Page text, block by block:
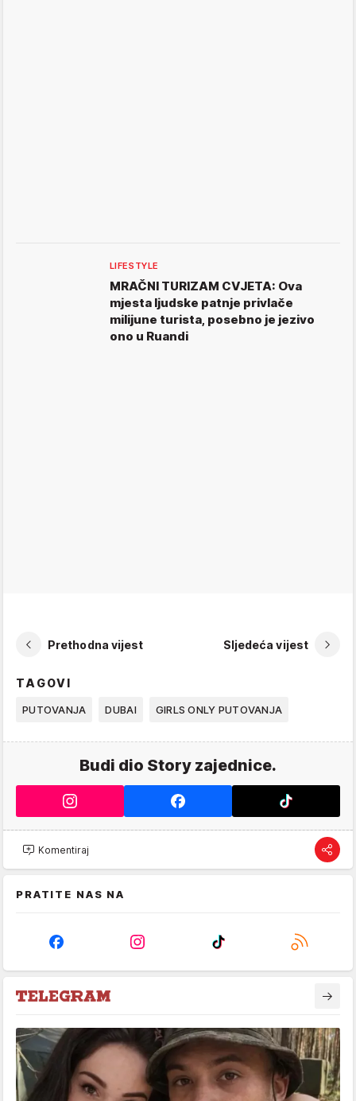
LIFESTYLE
MRAČNI TURIZAM CVJETA: Ova
mjesta ljudske patnje privlače
milijune turista, posebno je jezivo
ono u Ruandi
Prethodna vijest Sljedeća vijest
TAGOVI
PUTOVANJA DUBAI GIRLS ONLY PUTOVANJA
Budi dio Story zajednice.
Komentiraj
PRATITE NAS NA